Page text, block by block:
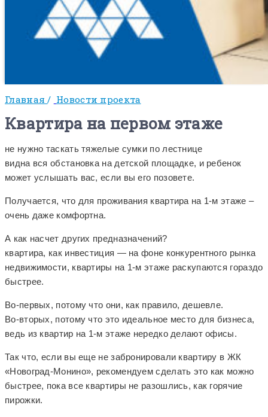
Главная/ Новости проекта
Квартира на первом этаже
не нужно таскать тяжелые сумки по лестнице
видна вся обстановка на детской площадке, и ребенок
может услышать вас, если вы его позовете.
Получается, что для проживания квартира на 1-м этаже –
очень даже комфортна.
А как насчет других предназначений?
квартира, как инвестиция — на фоне конкурентного рынка
недвижимости, квартиры на 1-м этаже раскупаются гораздо
быстрее.
Во-первых, потому что они, как правило, дешевле.
Во-вторых, потому что это идеальное место для бизнеса,
ведь из квартир на 1-м этаже нередко делают офисы.
Так что, если вы еще не забронировали квартиру в ЖК
«Новоград-Монино», рекомендуем сделать это как можно
быстрее, пока все квартиры не разошлись, как горячие
пирожки.